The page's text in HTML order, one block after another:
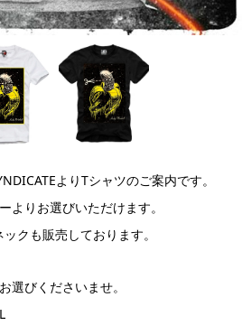
よりTシャツのご案内です。
よりお選びいただけます。
クも販売しております。
選びくださいませ。